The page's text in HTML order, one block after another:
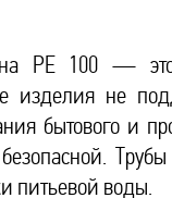
PE 100 —
изделия не
бытового и
питьевой воды.